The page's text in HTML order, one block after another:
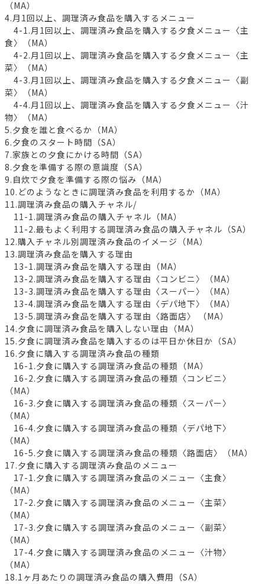
（MA）
4.月1回以上、調理済み食品を購入するメニュー
4-1.月1回以上、調理済み食品を購入する夕食メニュー〈主
食〉（MA）
4-2.月1回以上、調理済み食品を購入する夕食メニュー〈主
菜〉（MA）
4-3.月1回以上、調理済み食品を購入する夕食メニュー〈副
菜〉（MA）
4-4.月1回以上、調理済み食品を購入する夕食メニュー〈汁
物〉（MA）
5.夕食を誰と食べるか（MA）
6.夕食のスタート時間（SA）
7.家族との夕食にかける時間（SA）
8.夕食を準備する際の意識度（SA）
9.自炊で夕食を準備する際の悩み（MA）
10.どのようなときに調理済み食品を利用するか（MA）
11.調理済み食品の購入チャネル/
11-1.調理済み食品の購入チャネル（MA）
11-2.最もよく利用する調理済み食品の購入チャネル（SA）
12.購入チャネル別調理済み食品のイメージ（MA）
13.調理済み食品を購入する理由
13-1.調理済み食品を購入する理由（MA）
13-2.調理済み食品を購入する理由〈コンビニ〉（MA）
13-3.調理済み食品を購入する理由〈スーパー〉（MA）
13-4.調理済み食品を購入する理由〈デパ地下〉（MA）
13-5.調理済み食品を購入する理由〈路面店〉 （MA）
14.夕食に調理済み食品を購入しない理由（MA）
15.夕食に調理済み食品を購入するのは平日か休日か（SA）
16.夕食に購入する調理済み食品の種類
16-1.夕食に購入する調理済み食品の種類（MA）
16-2.夕食に購入する調理済み食品の種類〈コンビニ〉
（MA）
16-3.夕食に購入する調理済み食品の種類〈スーパー〉
（MA）
16-4.夕食に購入する調理済み食品の種類〈デパ地下〉
（MA）
16-5.夕食に購入する調理済み食品の種類〈路面店〉（MA）
17.夕食に購入する調理済み食品のメニュー
17-1.夕食に購入する調理済み食品のメニュー〈主食〉
（MA）
17-2.夕食に購入する調理済み食品のメニュー〈主菜〉
（MA）
17-3.夕食に購入する調理済み食品のメニュー〈副菜〉
（MA）
17-4.夕食に購入する調理済み食品のメニュー〈汁物〉
（MA）
18.1ヶ月あたりの調理済み食品の購入費用（SA）